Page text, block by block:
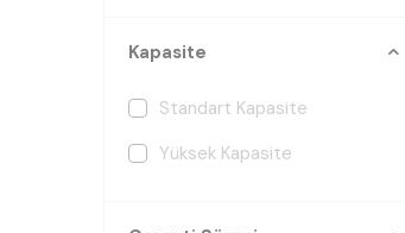
Kapasite
Standart Kapasite
Yüksek Kapasite